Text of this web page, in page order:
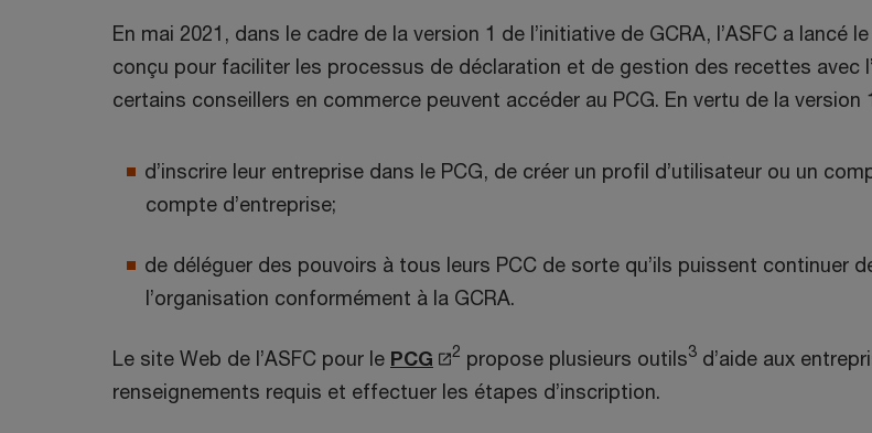
En mai 2021, dans le cadre de la version 1 de l’initiative de GCRA, l’ASFC a lancé
conçu pour faciliter les processus de déclaration et de gestion des recettes avec
certains conseillers en commerce peuvent accéder au PCG. En vertu de la version
d’inscrire leur entreprise dans le PCG, de créer un profil d’utilisateur ou un
compte d’entreprise;
de déléguer des pouvoirs à tous leurs PCC de sorte qu’ils puissent continuer
l’organisation conformément à la GCRA.
Le site Web de l’ASFC pour le PCG S
’
2 propose plusieurs outils3 d’aide aux
renseignements requis et effectuer les étapes d’inscription.